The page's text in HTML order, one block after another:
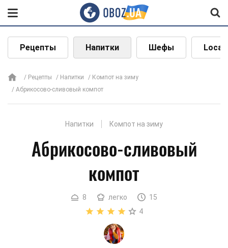
Рецепты Напитки Шефы Local
Рецепты Напитки
Компот на зиму
Абрикосово-сливовый компот
Напитки Компот на зиму
Абрикосово-сливовый
компот
8 легко
15
4